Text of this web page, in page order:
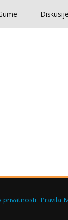
Diskusije
privatnosti Pravila